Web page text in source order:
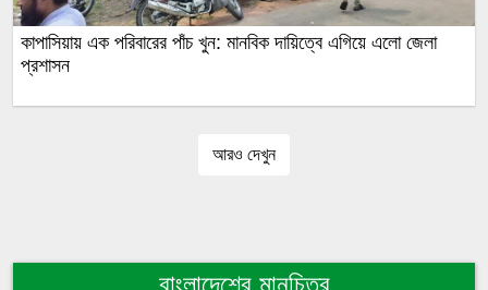
কাপাসিয়ায় এক পরিবারের পাঁচ খুন: মানবিক দায়িত্বে এগিয়ে এলো জেলা
প্রশাসন
আরও দেখুন